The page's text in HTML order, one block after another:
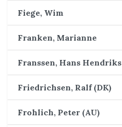
Fiege, Wim
Franken, Marianne
Franssen, Hans Hendriks
Friedrichsen, Ralf (DK)
Frohlich, Peter (AU)